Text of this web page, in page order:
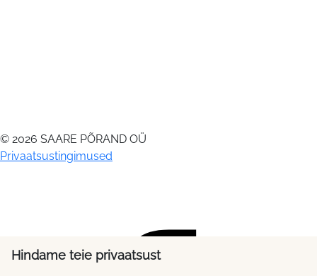
© 2026 SAARE PÕRAND OÜ
Privaatsustingimused
Hindame teie privaatsust